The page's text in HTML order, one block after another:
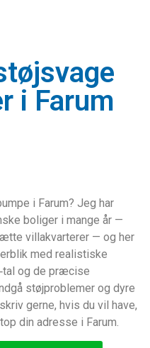
i Farum
i Farum? Jeg har
boliger i mange år —
villakvarterer — og her
med realistiske
og de præcise
støjproblemer og dyre
gerne, hvis du vil have,
din adresse i Farum.